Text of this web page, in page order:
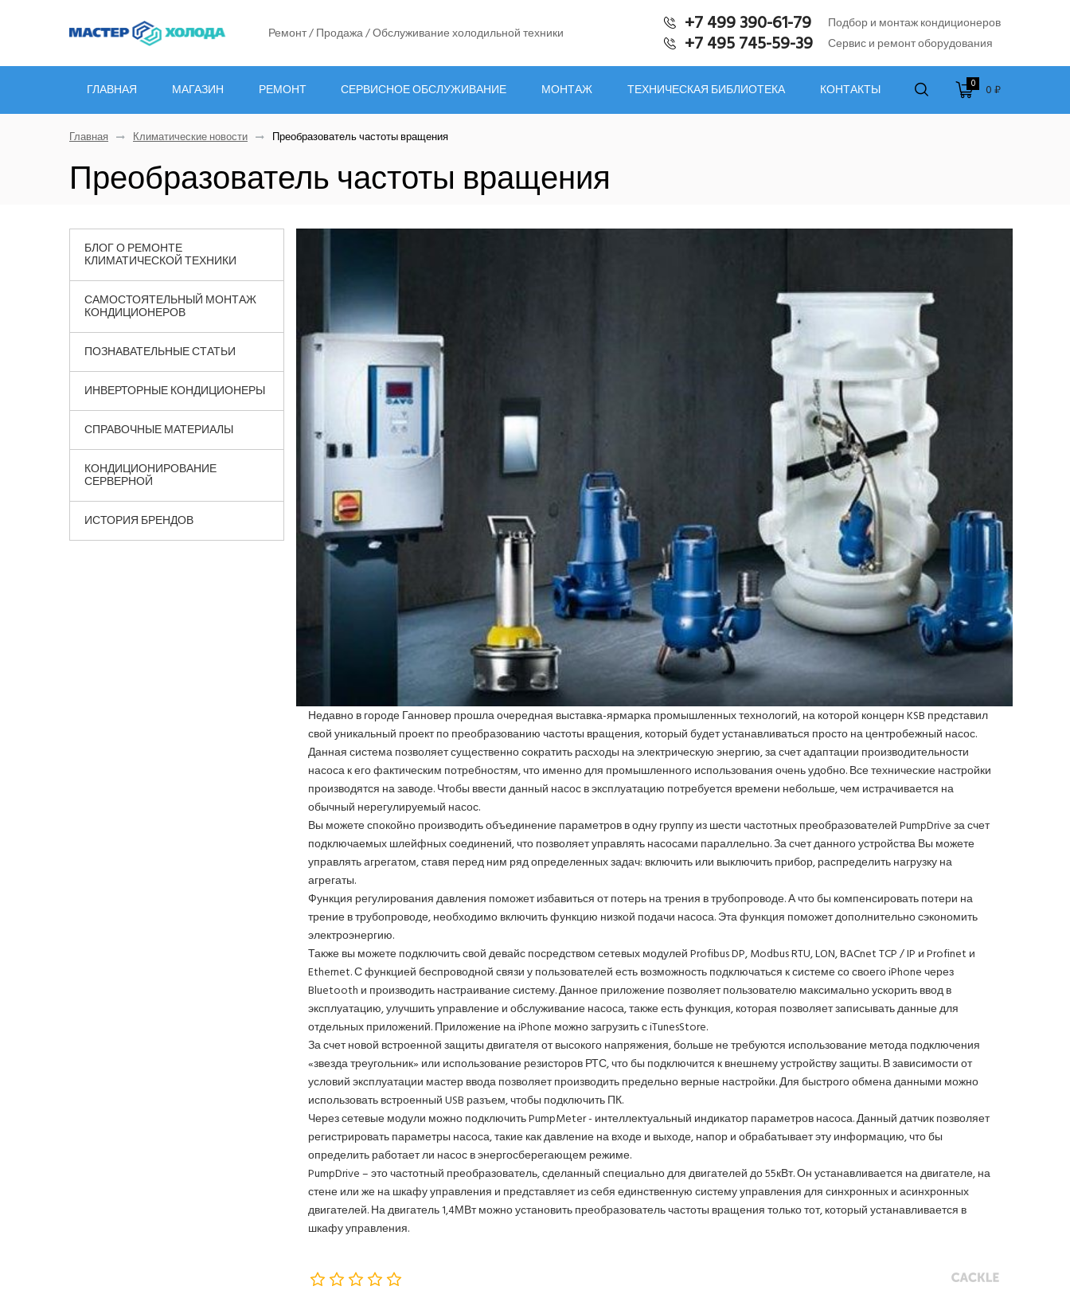
Ремонт / Продажа / Обслуживание холодильной техники +7 499 390-61-79 Подбор и монтаж кондиционеров
+7 495 745-59-39 Сервис и ремонт оборудования
ГЛАВНАЯ МАГАЗИН РЕМОНТ СЕРВИСНОЕ ОБСЛУЖИВАНИЕ МОНТАЖ ТЕХНИЧЕСКАЯ БИБЛИОТЕКА КОНТАКТЫ 0 0 ₽
Главная Климатические новости Преобразователь частоты вращения
Преобразователь частоты вращения
БЛОГ О РЕМОНТЕ
КЛИМАТИЧЕСКОЙ ТЕХНИКИ
САМОСТОЯТЕЛЬНЫЙ МОНТАЖ
КОНДИЦИОНЕРОВ
ПОЗНАВАТЕЛЬНЫЕ СТАТЬИ
ИНВЕРТОРНЫЕ КОНДИЦИОНЕРЫ
СПРАВОЧНЫЕ МАТЕРИАЛЫ
КОНДИЦИОНИРОВАНИЕ
СЕРВЕРНОЙ
ИСТОРИЯ БРЕНДОВ
Недавно в городе Ганновер прошла очередная выставка-ярмарка промышленных технологий, на которой концерн KSB представил
свой уникальный проект по преобразованию частоты вращения, который будет устанавливаться просто на центробежный насос.
Данная система позволяет существенно сократить расходы на электрическую энергию, за счет адаптации производительности
насоса к его фактическим потребностям, что именно для промышленного использования очень удобно. Все технические настройки
производятся на заводе. Чтобы ввести данный насос в эксплуатацию потребуется времени небольше, чем истрачивается на
обычный нерегулируемый насос.
Вы можете спокойно производить объединение параметров в одну группу из шести частотных преобразователей PumpDrive за счет
подключаемых шлейфных соединений, что позволяет управлять насосами параллельно. За счет данного устройства Вы можете
управлять агрегатом, ставя перед ним ряд определенных задач: включить или выключить прибор, распределить нагрузку на
агрегаты.
Функция регулирования давления поможет избавиться от потерь на трения в трубопроводе. А что бы компенсировать потери на
трение в трубопроводе, необходимо включить функцию низкой подачи насоса. Эта функция поможет дополнительно сэкономить
электроэнергию.
Также вы можете подключить свой девайс посредством сетевых модулей Profibus DP, Modbus RTU, LON, BACnet TCP / IP и Profinet и
Ethernet. С функцией беспроводной связи у пользователей есть возможность подключаться к системе со своего iPhone через
Bluetooth и производить настраивание систему. Данное приложение позволяет пользователю максимально ускорить ввод в
эксплуатацию, улучшить управление и обслуживание насоса, также есть функция, которая позволяет записывать данные для
отдельных приложений. Приложение на iPhone можно загрузить с iTunesStore.
За счет новой встроенной защиты двигателя от высокого напряжения, больше не требуются использование метода подключения
«звезда треугольник» или использование резисторов РТС, что бы подключится к внешнему устройству защиты. В зависимости от
условий эксплуатации мастер ввода позволяет производить предельно верные настройки. Для быстрого обмена данными можно
использовать встроенный USB разъем, чтобы подключить ПК.
Через сетевые модули можно подключить PumpMeter - интеллектуальный индикатор параметров насоса. Данный датчик позволяет
регистрировать параметры насоса, такие как давление на входе и выходе, напор и обрабатывает эту информацию, что бы
определить работает ли насос в энергосберегающем режиме.
PumpDrive – это частотный преобразователь, сделанный специально для двигателей до 55кВт. Он устанавливается на двигателе, на
стене или же на шкафу управления и представляет из себя единственную систему управления для синхронных и асинхронных
двигателей. На двигатель 1,4МВт можно установить преобразователь частоты вращения только тот, который устанавливается в
шкафу управления.